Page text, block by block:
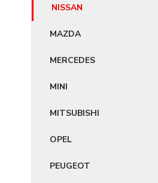
NISSAN
MAZDA
MERCEDES
MINI
MITSUBISHI
OPEL
PEUGEOT